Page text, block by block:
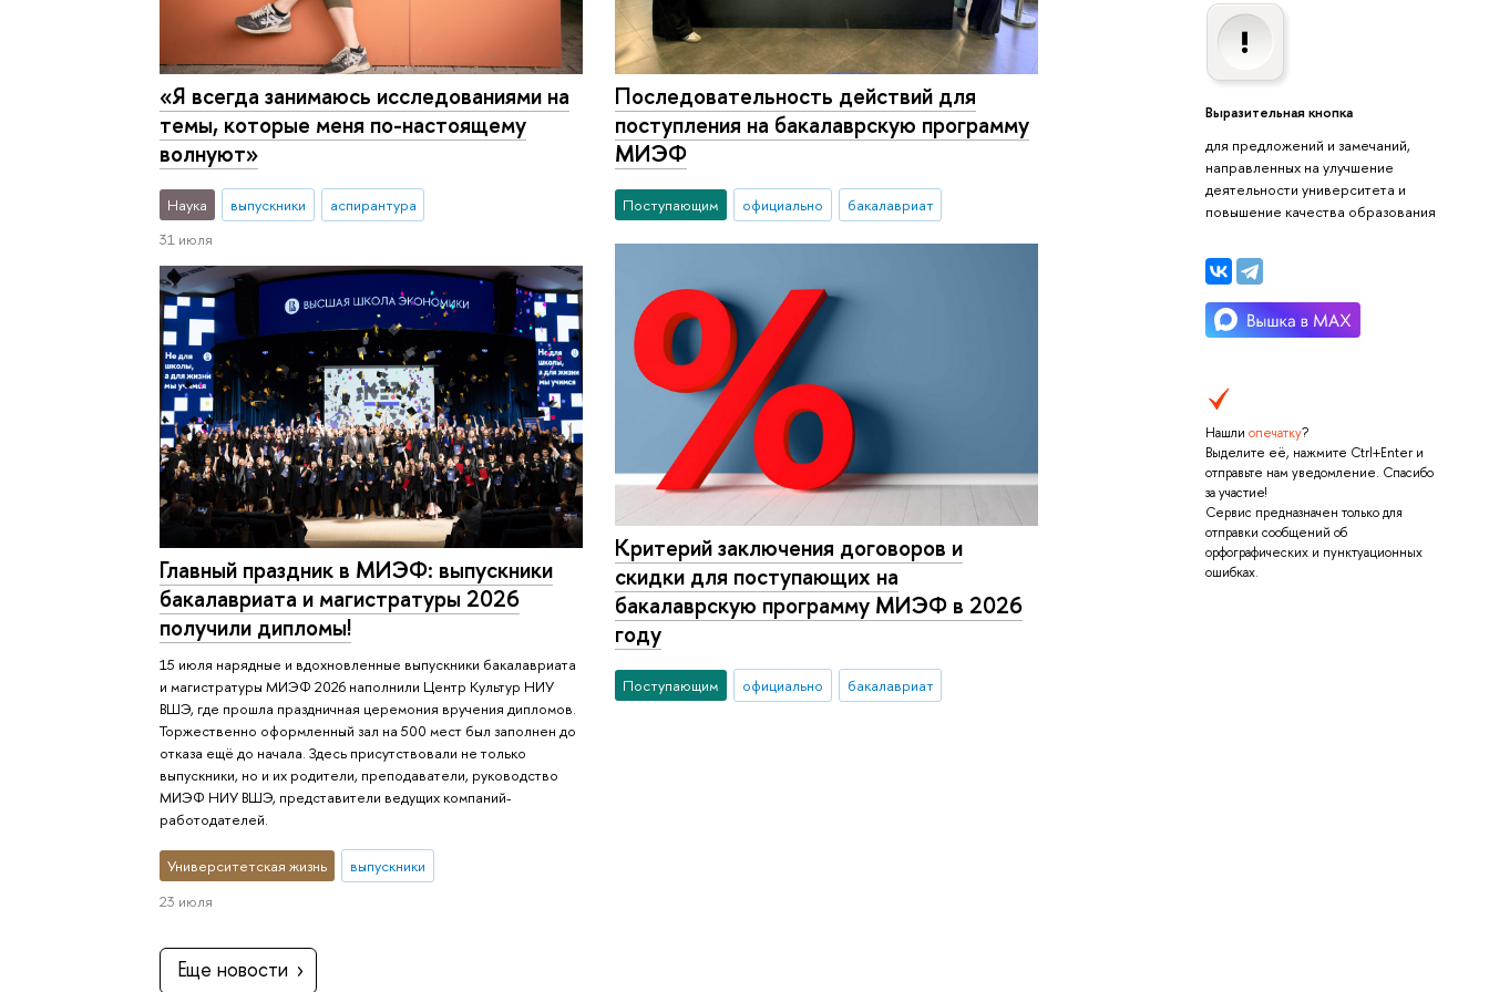
Выразительная кнопка
для предложений и замечаний,
направленных на улучшение
деятельности университета и
повышение качества образования
Нашли опечатку?
Выделите её, нажмите Ctrl+Enter и
отправьте нам уведомление. Спасибо
за участие!
Сервис предназначен только для
отправки сообщений об
орфографических и пунктуационных
ошибках.
«Я всегда занимаюсь исследованиями на
темы, которые меня по-настоящему
волнуют»
Наука выпускники
аспирантура
31 июля
Последовательность действий для
поступления на бакалаврскую программу
МИЭФ
Поступающим официально бакалавриат
Критерий заключения договоров и
скидки для поступающих на
бакалаврскую программу МИЭФ в 2026
году
Поступающим официально бакалавриат
Главный праздник в МИЭФ: выпускники
бакалавриата и магистратуры 2026
получили дипломы!
15 июля нарядные и вдохновленные выпускники бакалавриата
и магистратуры МИЭФ 2026 наполнили Центр Культур НИУ
ВШЭ, где прошла праздничная церемония вручения дипломов.
Торжественно оформленный зал на 500 мест был заполнен до
отказа ещё до начала. Здесь присутствовали не только
выпускники, но и их родители, преподаватели, руководство
МИЭФ НИУ ВШЭ, представители ведущих компаний-
работодателей.
Университетская жизнь
выпускники
23 июля
Еще новости